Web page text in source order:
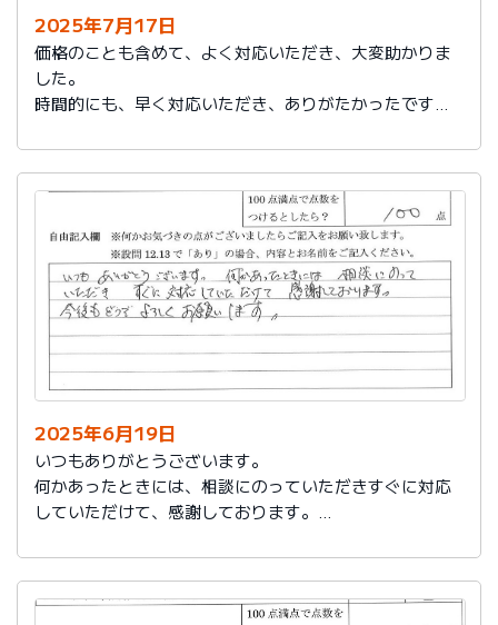
2025年7月17日
価格のことも含めて、よく対応いただき、大変助かりま
した。
時間的にも、早く対応いただき、ありがたかったです。
2025年6月19日
いつもありがとうございます。
何かあったときには、相談にのっていただきすぐに対応
していただけて、感謝しております。